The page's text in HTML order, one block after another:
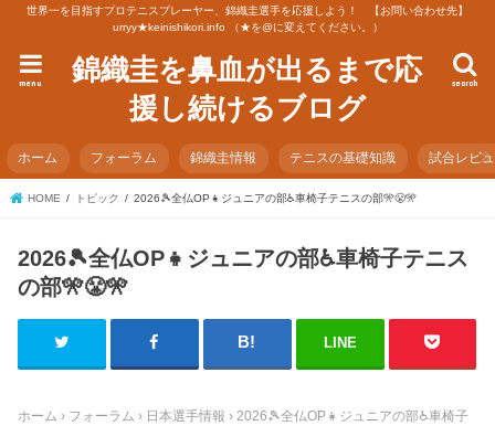
世界一を目指すプロテニスプレーヤー、錦織圭選手を応援しよう！ 【お問い合わせ先】
urryy★keinishikori.info （★を@に変えてください。）
錦織圭を鼻血が出るまで応
援し続けるブログ
search
menu
ホーム フォーラム 錦織圭情報 テニスの基礎知識 試合レビ
HOME トピック 2026🎾全仏OP👧ジュニアの部♿車椅子テニスの部🎌😤🎌
2026🎾全仏OP👧ジュニアの部♿車椅子テニス
の部🎌😤🎌
LINE
ホーム › フォーラム › 日本選手情報 › 2026🎾全仏OP👧ジュニアの部♿車椅子